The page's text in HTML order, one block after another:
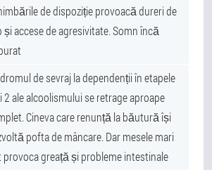
de dispoziție provoacă dureri de
și accese de agresivitate. Somn încă
de sevraj la dependenții în etapele
2 ale alcoolismului se retrage aproape
Cineva care renunță la băutură își
pofta de mâncare. Dar mesele mari
provoca greață și probleme intestinale